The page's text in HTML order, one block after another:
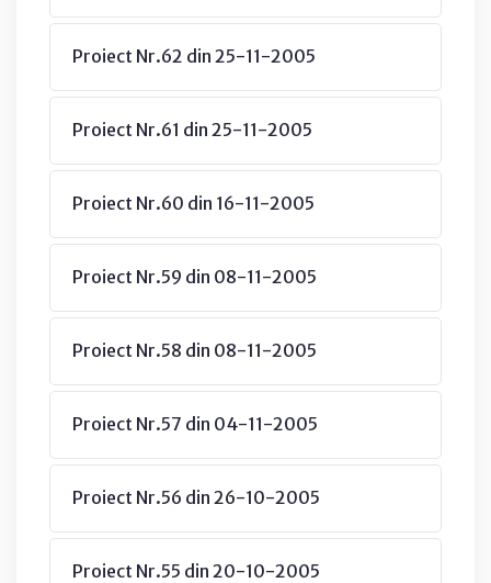
Proiect Nr.62 din 25-11-2005
Proiect Nr.61 din 25-11-2005
Proiect Nr.60 din 16-11-2005
Proiect Nr.59 din 08-11-2005
Proiect Nr.58 din 08-11-2005
Proiect Nr.57 din 04-11-2005
Proiect Nr.56 din 26-10-2005
Proiect Nr.55 din 20-10-2005